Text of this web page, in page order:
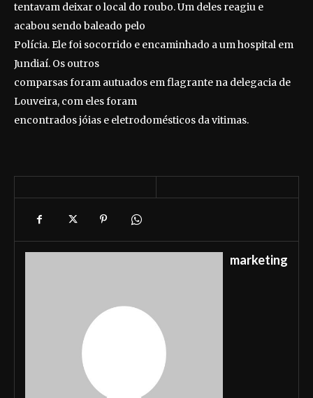
tentavam deixar o local do roubo. Um deles reagiu e
acabou sendo baleado pelo
Polícia. Ele foi socorrido e encaminhado a um hospital em
Jundiaí. Os outros
comparsas foram autuados em flagrante na delegacia de
Louveira, com eles foram
encontrados jóias e eletrodomésticos da vitimas.
marketing